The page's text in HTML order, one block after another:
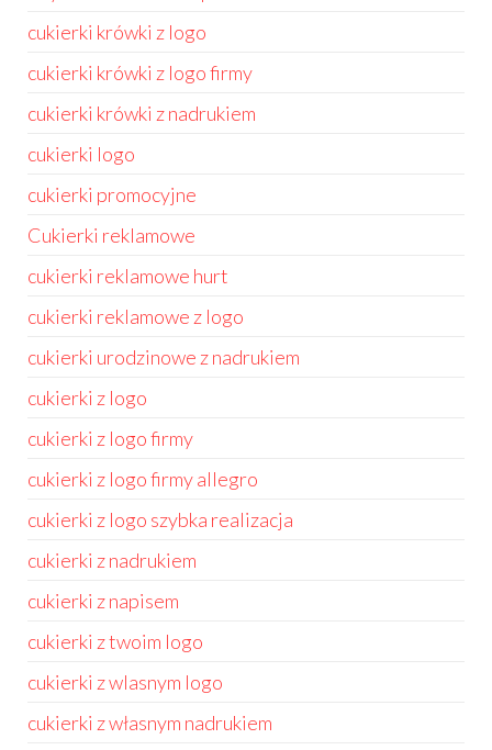
cukierki krówki z logo
cukierki krówki z logo firmy
cukierki krówki z nadrukiem
cukierki logo
cukierki promocyjne
Cukierki reklamowe
cukierki reklamowe hurt
cukierki reklamowe z logo
cukierki urodzinowe z nadrukiem
cukierki z logo
cukierki z logo firmy
cukierki z logo firmy allegro
cukierki z logo szybka realizacja
cukierki z nadrukiem
cukierki z napisem
cukierki z twoim logo
cukierki z wlasnym logo
cukierki z własnym nadrukiem